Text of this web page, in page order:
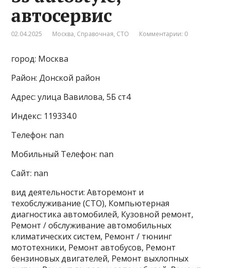
автосервис
02.04.2025 Москва, Справочная, СТО Комментарии: 0
город: Москва
Район: Донской район
Адрес: улица Вавилова, 5Б ст4
Индекс: 119334.0
Телефон: nan
Мобильный Телефон: nan
Сайт: nan
вид деятельности: Авторемонт и
техобслуживание (СТО), Компьютерная
диагностика автомобилей, Кузовной ремонт,
Ремонт / обслуживание автомобильных
климатических систем, Ремонт / тюнинг
мототехники, Ремонт автобусов, Ремонт
бензиновых двигателей, Ремонт выхлопных